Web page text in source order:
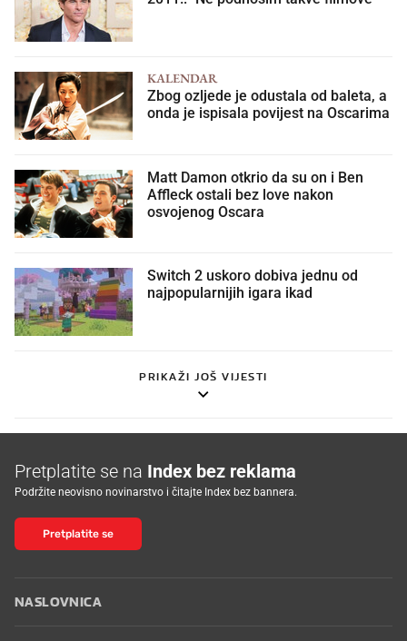
KALENDAR
Zbog ozljede je odustala od baleta, a
onda je ispisala povijest na Oscarima
Matt Damon otkrio da su on i Ben
Affleck ostali bez love nakon
osvojenog Oscara
Switch 2 uskoro dobiva jednu od
najpopularnijih igara ikad
PRIKAŽI JOŠ VIJESTI
Pretplatite se na Index bez reklama
Podržite neovisno novinarstvo i čitajte Index bez bannera.
Pretplatite se
NASLOVNICA